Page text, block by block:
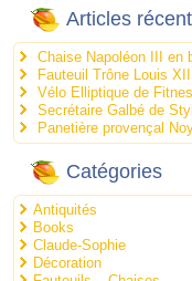
Articles
Chaise Napoléon III en
Fauteuil Trône Louis
Vélo Elliptique de
Secrétaire Galbé de
Panetière provençal
Catégories
Antiquités
Books
Claude-Sophie
Décoration